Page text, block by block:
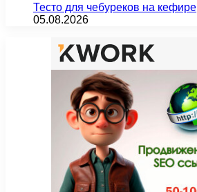
Тесто для чебуреков на кефире
05.08.2026